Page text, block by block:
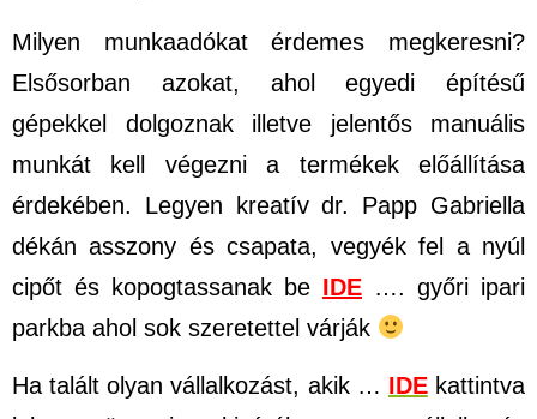
Milyen munkaadókat érdemes megkeresni?
Elsősorban azokat, ahol egyedi építésű
gépekkel dolgoznak illetve jelentős manuális
munkát kell végezni a termékek előállítása
érdekében. Legyen kreatív dr. Papp Gabriella
dékán asszony és csapata, vegyék fel a nyúl
cipőt és kopogtassanak be IDE …. győri ipari
parkba ahol sok szeretettel várják
Ha talált olyan vállalkozást, akik … IDEkattintva